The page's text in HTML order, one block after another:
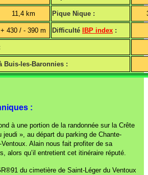
11,4 km Pique Nique :
+ 430 / - 390 m Difficulté IBP index :
Buis-les-Baronnies :
:
à une portion de la randonnée sur la Crête
jeudi », au départ du parking de Chante-
Alain nous fait profiter de sa
alors qu’il entretient cet itinéraire réputé.
du cimetière de Saint-Léger du Ventoux